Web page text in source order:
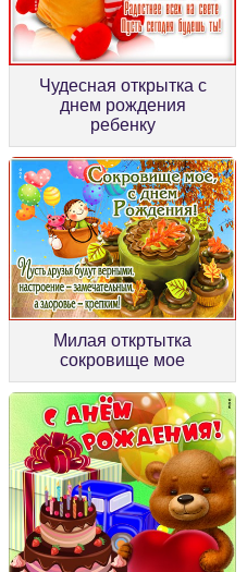
Чудесная открытка с
днем рождения
ребенку
Милая откртытка
сокровище мое